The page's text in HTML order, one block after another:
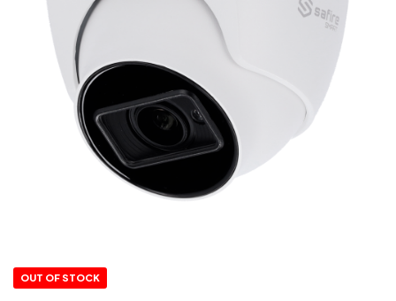
OUT OF STOCK